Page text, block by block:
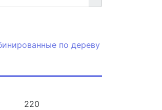
по дереву
220